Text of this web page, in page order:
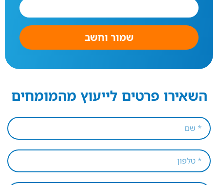
שמור וחשב
השאירו פרטים לייעוץ מהמומחים